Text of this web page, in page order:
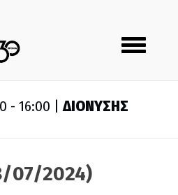
Toggle
navigation
- 16:00 |ΔΙΟΝΥΣΗΣ
07/2024)